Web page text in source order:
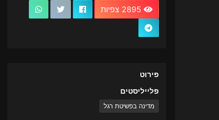
פירוט
פלייליסטים
מדינה בפשיטת רגל